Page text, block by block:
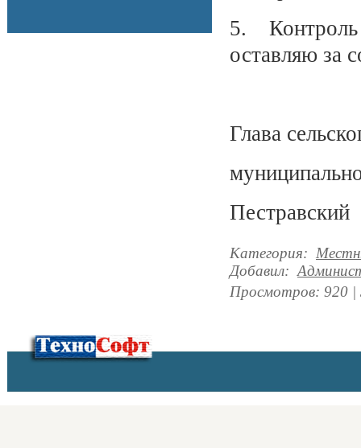
5.
оставляю за
Глава
Категория:
Добавил:
Просмотров: 920 |